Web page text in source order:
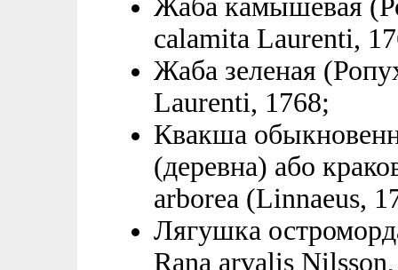
Жаба камышевая
calamita Laurenti,
Жаба зеленая
Laurenti, 1768;
Квакша
(деревна) або
arborea (Linnaeus,
Лягушка
Rana arvalis